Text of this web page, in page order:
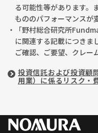
る可能性等があります。
もののパフォーマンスが
・「野村総合研究所
に関連する記載につきま
ご確認、ご要望、クレー
投資信託および投資顧
用業）に係るリスク・